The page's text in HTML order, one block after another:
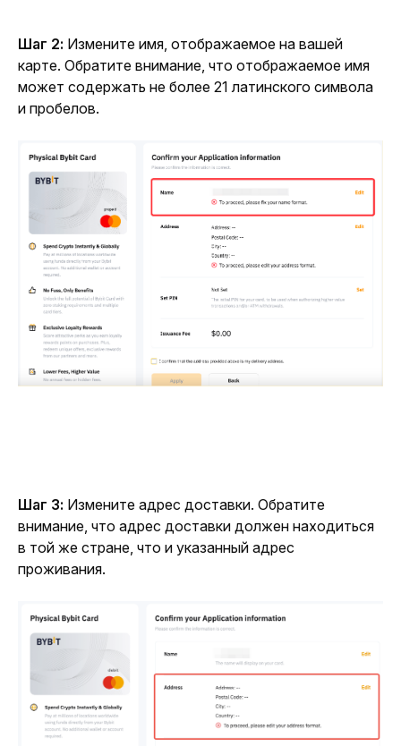
Шаг 2: Измените имя, отображаемое на вашей
карте. Обратите внимание, что отображаемое имя
может содержать не более 21 латинского символа
и пробелов.
Шаг 3: Измените адрес доставки. Обратите
внимание, что адрес доставки должен находиться
в той же стране, что и указанный адрес
проживания.